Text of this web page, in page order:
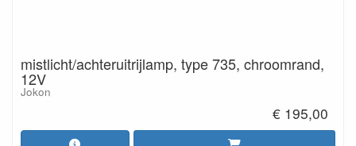
mistlicht/achteruitrijlamp, type 735, chroomrand,
12V
Jokon
€ 195,00